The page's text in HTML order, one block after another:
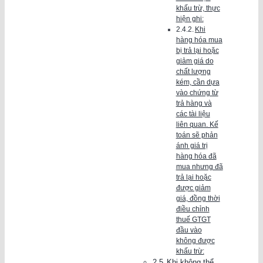
khấu trừ, thực
hiện ghi:
Khi
hàng hóa mua
bị trả lại hoặc
giảm giá do
chất lượng
kém, cần dựa
vào chứng từ
trả hàng và
các tài liệu
liên quan. Kế
toán sẽ phản
ánh giá trị
hàng hóa đã
mua nhưng đã
trả lại hoặc
được giảm
giá, đồng thời
điều chỉnh
thuế GTGT
đầu vào
không được
khấu trừ: